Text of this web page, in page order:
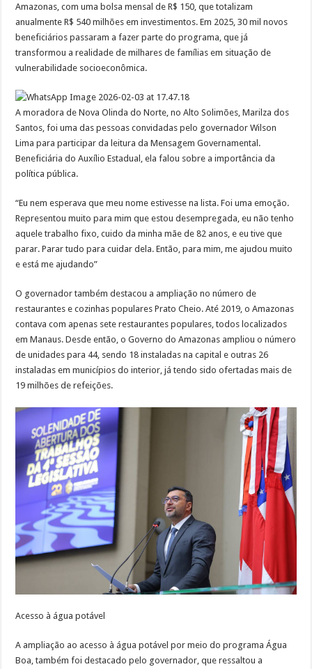
Amazonas, com uma bolsa mensal de R$ 150, que totalizam
anualmente R$ 540 milhões em investimentos. Em 2025, 30 mil novos
beneficiários passaram a fazer parte do programa, que já
transformou a realidade de milhares de famílias em situação de
vulnerabilidade socioeconômica.
A moradora de Nova Olinda do Norte, no Alto Solimões, Marilza dos
Santos, foi uma das pessoas convidadas pelo governador Wilson
Lima para participar da leitura da Mensagem Governamental.
Beneficiária do Auxílio Estadual, ela falou sobre a importância da
política pública.
“Eu nem esperava que meu nome estivesse na lista. Foi uma emoção.
Representou muito para mim que estou desempregada, eu não tenho
aquele trabalho fixo, cuido da minha mãe de 82 anos, e eu tive que
parar. Parar tudo para cuidar dela. Então, para mim, me ajudou muito
e está me ajudando”
O governador também destacou a ampliação no número de
restaurantes e cozinhas populares Prato Cheio. Até 2019, o Amazonas
contava com apenas sete restaurantes populares, todos localizados
em Manaus. Desde então, o Governo do Amazonas ampliou o número
de unidades para 44, sendo 18 instaladas na capital e outras 26
instaladas em municípios do interior, já tendo sido ofertadas mais de
19 milhões de refeições.
Acesso à água potável
A ampliação ao acesso à água potável por meio do programa Água
Boa, também foi destacado pelo governador, que ressaltou a